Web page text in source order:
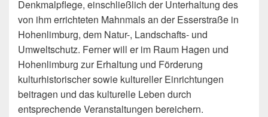
Denkmalpflege, einschließlich der Unterhaltung des
von ihm errichteten Mahnmals an der Esserstraße in
Hohenlimburg, dem Natur-, Landschafts- und
Umweltschutz. Ferner will er im Raum Hagen und
Hohenlimburg zur Erhaltung und Förderung
kulturhistorischer sowie kultureller Einrichtungen
beitragen und das kulturelle Leben durch
entsprechende Veranstaltungen bereichern.